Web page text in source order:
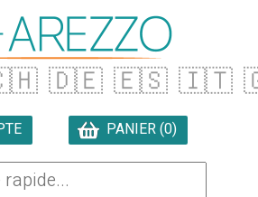
🇩🇪 🇪🇸 🇮🇹
PANIER (0)